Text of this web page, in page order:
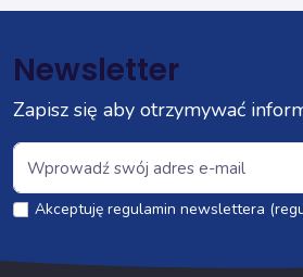
Newsletter
Zapisz się aby otrzymywać
Akceptuję regulamin newslettera